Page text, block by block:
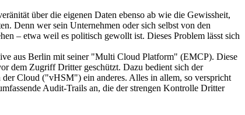
über die eigenen Daten ebenso ab wie die Gewissheit,
Denn wer sein Unternehmen oder sich selbst von den
– etwa weil es politisch gewollt ist. Dieses Problem lässt sich
aus Berlin mit seiner "Multi Cloud Platform" (EMCP). Diese
dem Zugriff Dritter geschützt. Dazu bedient sich der
Cloud ("vHSM") ein anderes. Alles in allem, so verspricht
Audit-Trails an, die der strengen Kontrolle Dritter